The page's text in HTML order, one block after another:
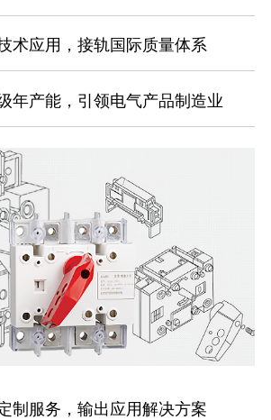
术应用，接轨国际质量体系
年产能，引领电气产品制造业
制服务，输出应用解决方案